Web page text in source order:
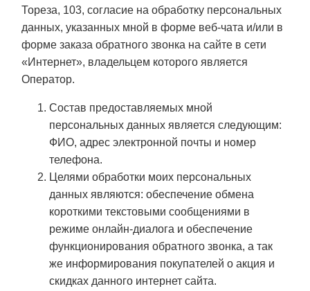
Тореза, 103, согласие на обработку персональных
данных, указанных мной в форме веб-чата и/или в
форме заказа обратного звонка на сайте в сети
«Интернет», владельцем которого является
Оператор.
Состав предоставляемых мной
персональных данных является следующим:
ФИО, адрес электронной почты и номер
телефона.
Целями обработки моих персональных
данных являются: обеспечение обмена
короткими текстовыми сообщениями в
режиме онлайн-диалога и обеспечение
функционирования обратного звонка, а так
же информирования покупателей о акция и
скидках данного интернет сайта.